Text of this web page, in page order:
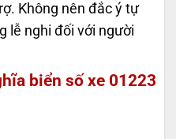
Không nên đắc ý tự
lễ nghi đối với người
biển số xe 01223